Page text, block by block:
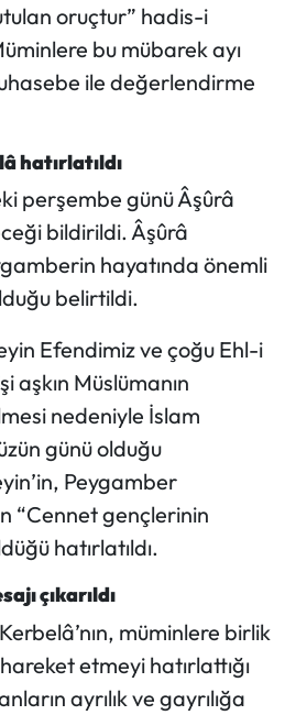
oruçtur” hadis-i
bu mübarek ayı
ile değerlendirme
hatırlatıldı
perşembe günü Âşûrâ
bildirildi. Âşûrâ
hayatında önemli
belirtildi.
Efendimiz ve çoğu Ehl-i
aşkın Müslümanın
nedeniyle İslam
günü olduğu
Peygamber
“Cennet gençlerinin
hatırlatıldı.
çıkarıldı
müminlere birlik
etmeyi hatırlattığı
ayrılık ve gayrılığa